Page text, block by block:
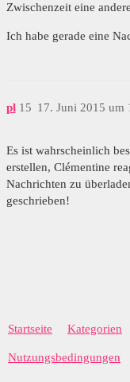
Zwischenzeit eine
Ich habe gerade eine
pl 17. Juni 2015 um
15
Es ist wahrscheinlich
erstellen, Clémentine
Nachrichten zu
geschrieben!
Startseite Kategorien
Nutzungsbedingungen